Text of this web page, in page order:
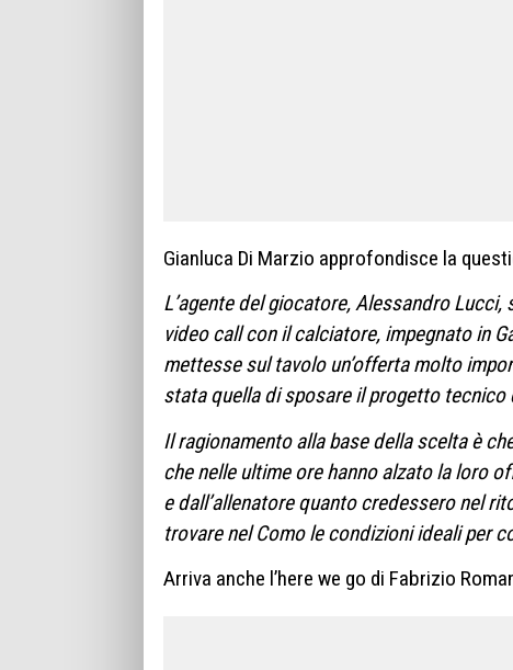
Gianluca Di Marzio approfondisce la
L’agente del giocatore, Alessandro
video call con il calciatore, impegnato in
mettesse sul tavolo un’offerta molto
stata quella di sposare il progetto tecnico
Il ragionamento alla base della scelta è
che nelle ultime ore hanno alzato la loro
e dall’allenatore quanto credessero nel
trovare nel Como le condizioni ideali per
Arriva anche l’here we go di Fabrizio